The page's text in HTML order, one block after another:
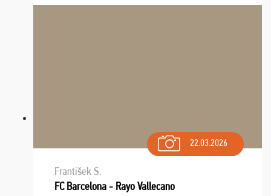
dispozícii nonstop (milí, profesionálni ...
22.03.2026
František S.
FC Barcelona - Rayo Vallecano